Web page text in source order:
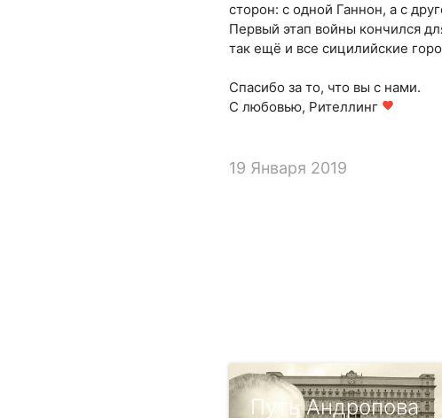
сторон: с одной Ганнон, а с
Первый этап войны кончился
так ещё и все сицилийские
Спасибо за то, что вы с нами.
С любовью, Рителлинг favorite
19 Января 2019
Путь Андропова